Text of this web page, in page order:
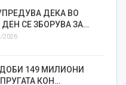
ДЕКА ВО
СЕ ЗБОРУВА ЗА…
2026
149 МИЛИОНИ
КОН…